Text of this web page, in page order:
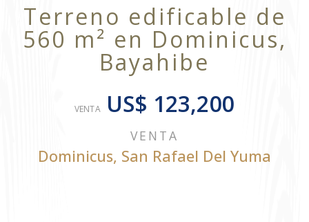
Terreno edificable de
560 m² en Dominicus,
Bayahibe
VENTA US$ 123,200
VENTA
Dominicus, San Rafael Del Yuma